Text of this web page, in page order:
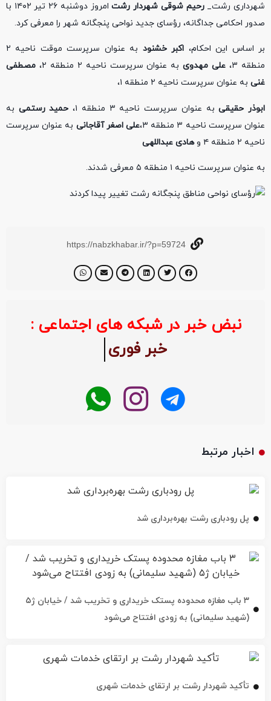
شهرداری رشت_ رحیم شوقی شهردار رشت
امروز دوشنبه ۲۶ تیر ۱۴۰۲ با
صدور احکامی جداگانه، رؤسای جدید نواحی پنجگانه شهر را معرفی کرد.
بر اساس این احکام، اکبر خشنود
به عنوان سرپرست موقت ناحیه ۲
منطقه ۳،
علی مهدویبه عنوان سرپرست ناحیه ۲ منطقه ۲،
مصطفی
غنی به عنوان سرپرست ناحیه ۲ منطقه ۱،
ابوذر حقیقیبه عنوان سرپرست ناحیه ۳ منطقه ۱، حمید رستمی به
عنوان سرپرست ناحیه ۳ منطقه ۳،
علی اصغر آقاجانی به عنوان سرپرست
ناحیه ۲ منطقه ۴ و
هادی عبداللهی
به عنوان سرپرست ناحیه ۱ منطقه ۵ معرفی شدند.
https://nabzkhabar.ir/?p=59724
نبض خبر در شبکه های اجتماعی :
خبر فوری
اخبار مرتبط
پل رودباری رشت بهره‌برداری شد
۳ باب مغازه محدوده پستک خریداری و تخریب شد / خیابان ژ۵
(شهید سلیمانی) به زودی افتتاح می‌شود
تأکید شهردار رشت بر ارتقای خدمات شهری